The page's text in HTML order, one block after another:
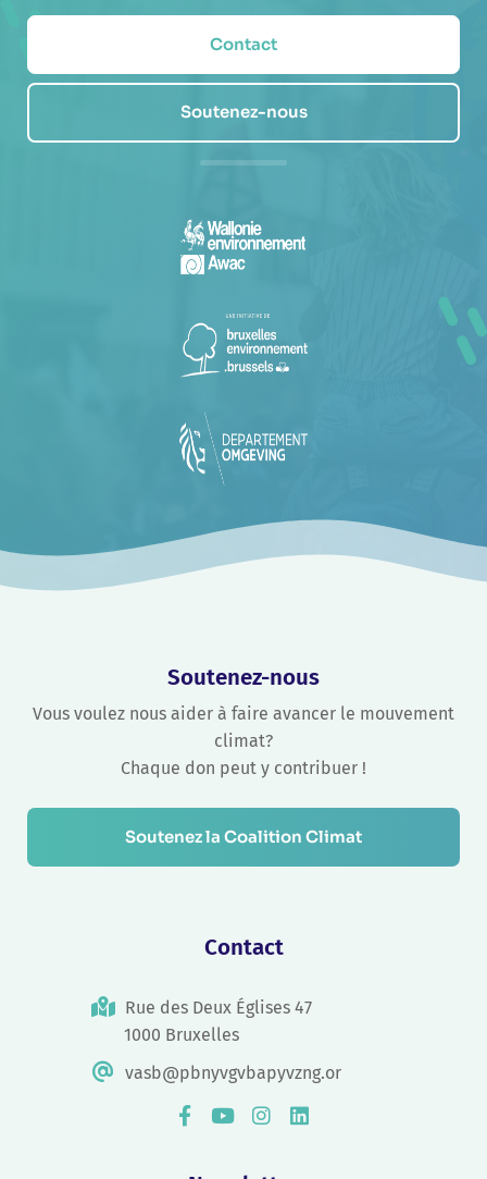
Contact
Soutenez-nous
Soutenez-nous
Vous voulez nous aider à faire avancer le mouvement
climat?
Chaque don peut y contribuer !
Soutenez la Coalition Climat
Contact
Rue des Deux Églises 47
1000 Bruxelles
vasb@pbnyvgvbapyvzng.or